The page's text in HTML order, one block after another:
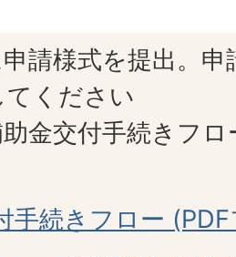
請様式を提出。
ください
金交付手続きフ
手続きフロー